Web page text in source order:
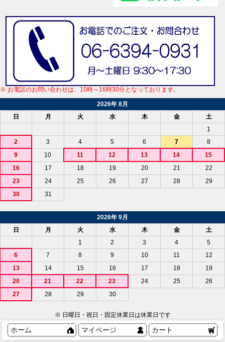
※ お電話のお問い合わせは、10時～16時30分となっております。
2026年 8月
日
月 火 水 木 金
土
1
2
3 4 5 6 7
8
9
10 11 12 13 14
15
16
17 18 19 20 21
22
23
24 25 26 27 28
29
30
31
2026年 9月
日
月 火 水 木 金
土
1
2 3 4
5
6
7 8 9 10 11
12
13
14 15 16 17 18
19
20
21 22 23 24 25
26
27
28 29 30
※ 日曜日・祝日・固定休業日は休業日です
ホーム マイページ カート